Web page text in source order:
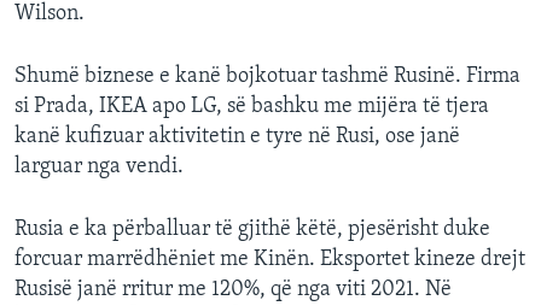
Wilson.
Shumë biznese e kanë bojkotuar tashmë Rusinë. Firma
si Prada, IKEA apo LG, së bashku me mijëra të tjera
kanë kufizuar aktivitetin e tyre në Rusi, ose janë
larguar nga vendi.
Rusia e ka përballuar të gjithë këtë, pjesërisht duke
forcuar marrëdhëniet me Kinën. Eksportet kineze drejt
Rusisë janë rritur me 120%, që nga viti 2021. Në